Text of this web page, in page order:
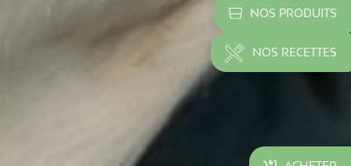
NOS PRODUITS
NOS RECETTES